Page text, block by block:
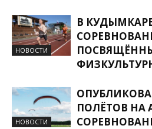
НОВОСТИ
В
НОВОСТИ
ПОЛЁТОВ